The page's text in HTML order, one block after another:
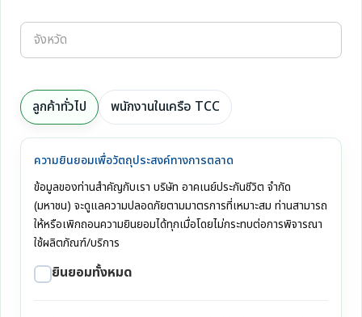
ลูกค้าทั่วไป พนักงานในเครือ TCC
ความยินยอมเพื่อวัตถุประสงค์ทางการตลาด
ข้อมูลของท่านสำคัญกับเรา บริษัท อาคเนย์ประกันชีวิต จำกัด
(มหาชน) จะดูแลความปลอดภัยตามมาตรการที่เหมาะสม ท่านสามารถ
ให้หรือเพิกถอนความยินยอมได้ทุกเมื่อโดยไม่กระทบต่อการพิจารณา
ใช้ผลิตภัณฑ์/บริการ
ยินยอมทั้งหมด